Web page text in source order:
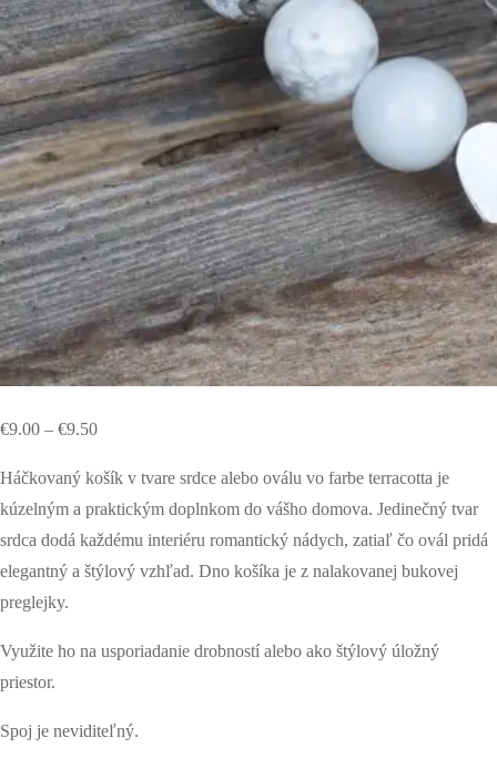
€9.00 – €9.50
Háčkovaný košík v tvare srdce alebo oválu vo farbe terracotta je
kúzelným a praktickým doplnkom do vášho domova. Jedinečný tvar
srdca dodá každému interiéru romantický nádych, zatiaľ čo ovál pridá
elegantný a štýlový vzhľad. Dno košíka je z nalakovanej bukovej
preglejky.
Využite ho na usporiadanie drobností alebo ako štýlový úložný
priestor.
Spoj je neviditeľný.